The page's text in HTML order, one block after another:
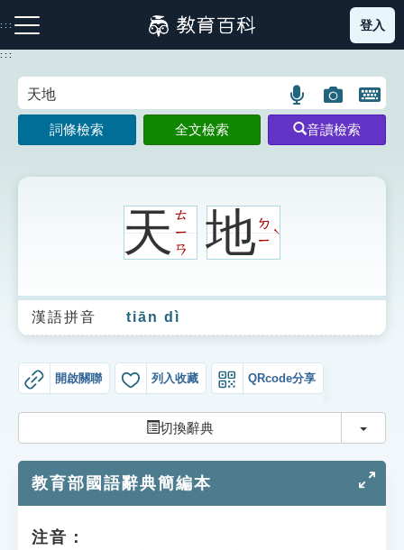
到
主
:::
注音索引圖示 筆畫索引圖示 部首索引表圖示
生字詞彙表
成語故事
索引選單
單字索引
登入
:::
語
言
搜
圖
片
搜
開
鍵
圖
詞條檢索 全文檢索 音讀檢索
天ㄊ
ㄧ
ㄢ
地ㄉ
ㄧ
ˋ
漢語拼音 tiān dì
開啟關聯 列入收藏 QRcode分享
切換辭典 切換
教育部國語辭典簡編本
注音：